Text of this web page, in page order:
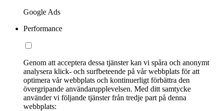
Google Ads
Performance
Genom att acceptera dessa tjänster kan vi spåra och anonymt
analysera klick- och surfbeteende på vår webbplats för att
optimera vår webbplats och kontinuerligt förbättra den
övergripande användarupplevelsen. Med ditt samtycke
använder vi följande tjänster från tredje part på denna
webbplats: